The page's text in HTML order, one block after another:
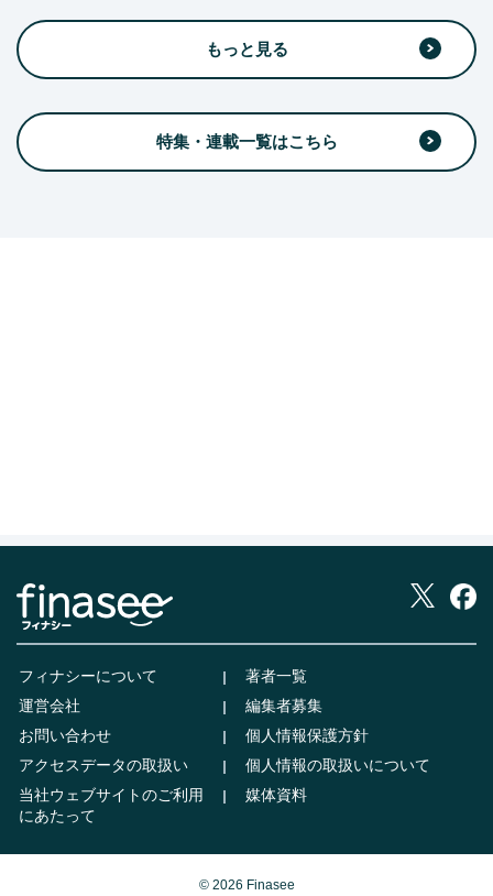
もっと見る
特集・連載一覧はこちら
フィナシーについて
著者一覧
運営会社
編集者募集
お問い合わせ
個人情報保護方針
アクセスデータの取扱い
個人情報の取扱いについて
当社ウェブサイトのご利用
にあたって
媒体資料
© 2026 Finasee